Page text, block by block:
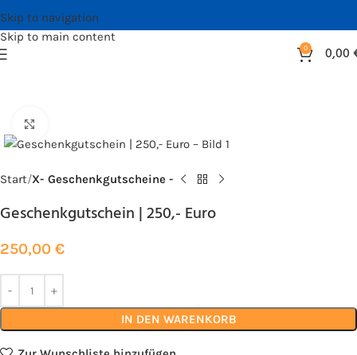
Skip to navigation
Skip to main content
0 0,00
Start X- Geschenkgutscheine -
Geschenkgutschein | 250,- Euro
250,00 €
IN DEN WARENKORB